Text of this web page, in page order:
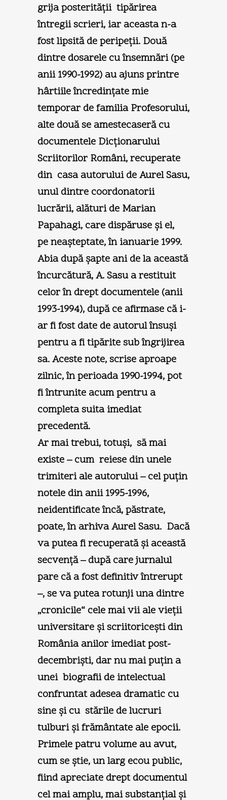
grija posterităţii tipărirea
întregii scrieri, iar aceasta n-a
fost lipsită de peripeţii. Două
dintre dosarele cu însemnări (pe
anii 1990-1992) au ajuns printre
hârtiile încredinţate mie
temporar de familia Profesorului,
alte două se amestecaseră cu
documentele Dicţionarului
Scriitorilor Români, recuperate
din casa autorului de Aurel Sasu,
unul dintre coordonatorii
lucrării, alături de Marian
Papahagi, care dispăruse şi el,
pe neaşteptate, în ianuarie 1999.
Abia după şapte ani de la această
încurcătură, A. Sasu a restituit
celor în drept documentele (anii
1993-1994), după ce afirmase că i-
ar fi fost date de autorul însuşi
pentru a fi tipărite sub îngrijirea
sa. Aceste note, scrise aproape
zilnic, în perioada 1990-1994, pot
fi întrunite acum pentru a
completa suita imediat
precedentă.
Ar mai trebui, totuşi, să mai
existe – cum reiese din unele
trimiteri ale autorului – cel puţin
notele din anii 1995-1996,
neidentificate încă, păstrate,
poate, în arhiva Aurel Sasu. Dacă
va putea fi recuperată şi această
secvenţă – după care jurnalul
pare că a fost definitiv întrerupt
–, se va putea rotunji una dintre
„cronicile“ cele mai vii ale vieţii
universitare şi scriitoriceşti din
România anilor imediat post-
decembrişti, dar nu mai puţin a
unei biografii de intelectual
confruntat adesea dramatic cu
sine şi cu stările de lucruri
tulburi şi frământate ale epocii.
Primele patru volume au avut,
cum se ştie, un larg ecou public,
fiind apreciate drept documentul
cel mai amplu, mai substanţial şi